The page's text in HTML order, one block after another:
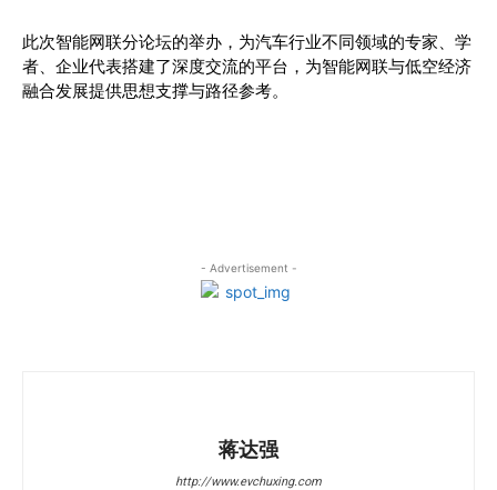
此次智能网联分论坛的举办，为汽车行业不同领域的专家、学
者、企业代表搭建了深度交流的平台，为智能网联与低空经济
融合发展提供思想支撑与路径参考。
- Advertisement -
蒋达强
http://www.evchuxing.com